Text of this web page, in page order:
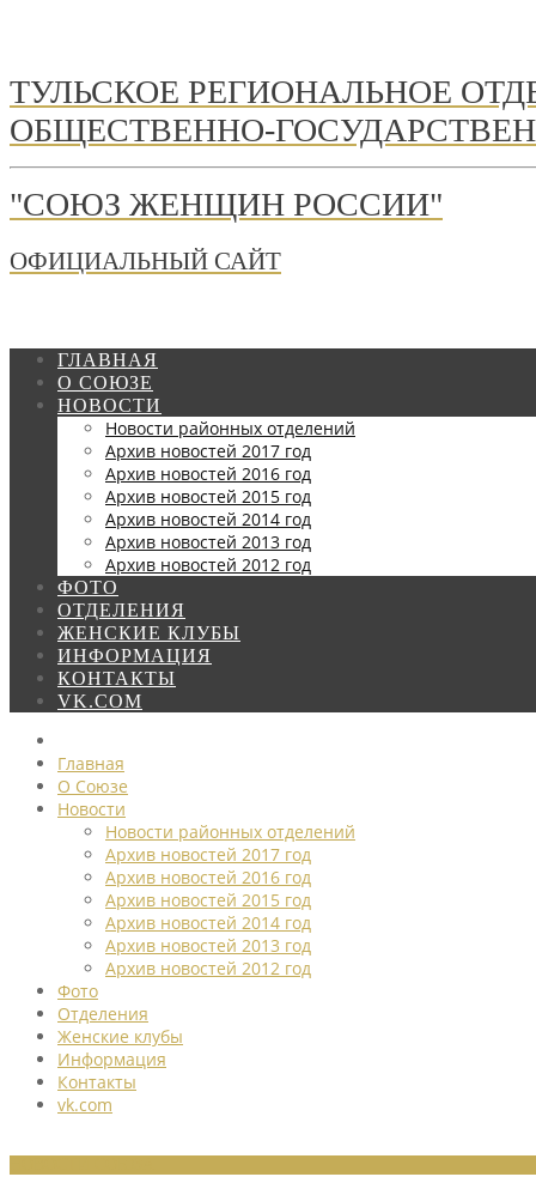
ТУЛЬСКОЕ РЕГИОНАЛЬНОЕ
ОБЩЕСТВЕННО-
"СОЮЗ ЖЕНЩИН РОССИИ"
ОФИЦИАЛЬНЫЙ САЙТ
ГЛАВНАЯ
О СОЮЗЕ
НОВОСТИ
Новости районных отделений
Архив новостей 2017 год
Архив новостей 2016 год
Архив новостей 2015 год
Архив новостей 2014 год
Архив новостей 2013 год
Архив новостей 2012 год
ФОТО
ОТДЕЛЕНИЯ
ЖЕНСКИЕ КЛУБЫ
ИНФОРМАЦИЯ
КОНТАКТЫ
VK.COM
Главная
О Союзе
Новости
Новости районных отделений
Архив новостей 2017 год
Архив новостей 2016 год
Архив новостей 2015 год
Архив новостей 2014 год
Архив новостей 2013 год
Архив новостей 2012 год
Фото
Отделения
Женские клубы
Информация
Контакты
vk.com